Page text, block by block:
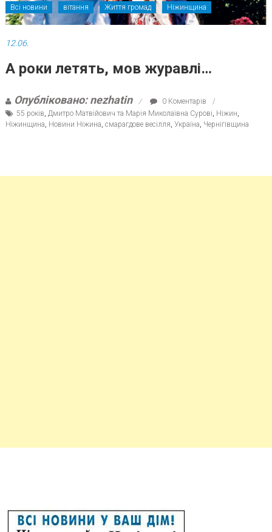
Всі новини вітання Життя громад Ніжинщина
12.06.
А роки летять, мов журавлі…
Опубліковано: nezhatin
0 Коментарів
55 років, Дмитро Матвійович та Марія Миколаївна Сурові, Ніжин,
Ніжинщина, Новини Ніжина, смарагдове весілля, Україна, Чернігівщина